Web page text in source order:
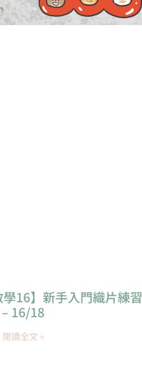
學16】新手入門織片練習
– 16/18
閱讀全文 »